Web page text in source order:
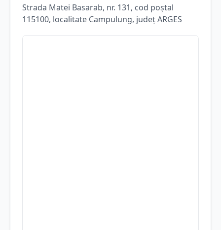
Strada Matei Basarab, nr. 131, cod poștal
115100, localitate Campulung, județARGES